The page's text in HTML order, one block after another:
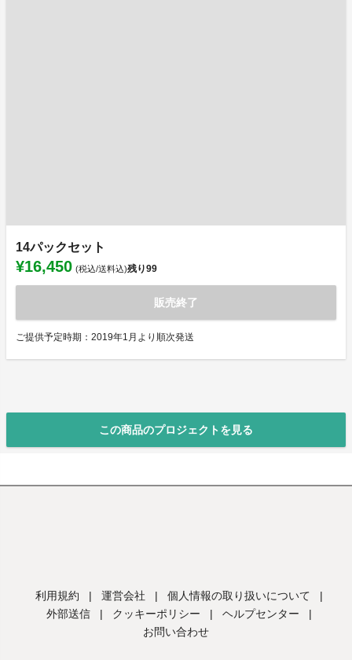
14パックセット
¥16,450 (税込/送料込)残り99
販売終了
ご提供予定時期：2019年1月より順次発送
この商品のプロジェクトを見る
利用規約 | 運営会社 | 個人情報の取り扱いについて
|
外部送信
| クッキーポリシー | ヘルプセンター
|
お問い合わせ